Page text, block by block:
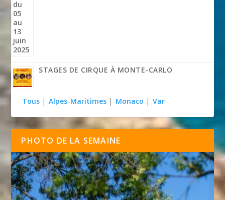
STAGES DE CIRQUE À MONTE-CARLO
Tous | Alpes-Maritimes | Monaco | Var
PHOTO DE LA SEMAINE